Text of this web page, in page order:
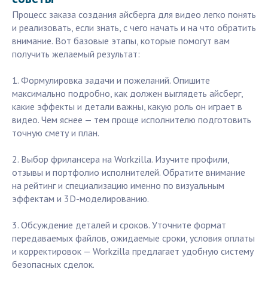
Процесс заказа создания айсберга для видео легко понять
и реализовать, если знать, с чего начать и на что обратить
внимание. Вот базовые этапы, которые помогут вам
получить желаемый результат:
1. Формулировка задачи и пожеланий. Опишите
максимально подробно, как должен выглядеть айсберг,
какие эффекты и детали важны, какую роль он играет в
видео. Чем яснее — тем проще исполнителю подготовить
точную смету и план.
2. Выбор фрилансера на Workzilla. Изучите профили,
отзывы и портфолио исполнителей. Обратите внимание
на рейтинг и специализацию именно по визуальным
эффектам и 3D-моделированию.
3. Обсуждение деталей и сроков. Уточните формат
передаваемых файлов, ожидаемые сроки, условия оплаты
и корректировок — Workzilla предлагает удобную систему
безопасных сделок.